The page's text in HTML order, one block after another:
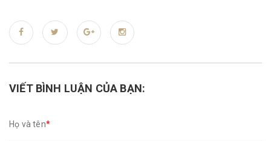
VIẾT BÌNH LUẬN CỦA BẠN:
Họ và tên*